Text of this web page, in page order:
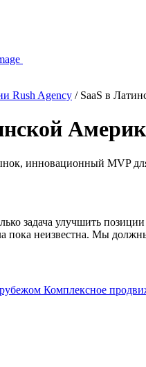
Rush Agency / SaaS в
инновационный MVP
задача улучшить
пока неизвестна. Мы
Комплексное